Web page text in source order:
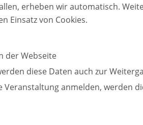
erheben wir automatisch.
Einsatz von Cookies.
der Webseite
diese Daten auch zur
Veranstaltung anmelden, werden